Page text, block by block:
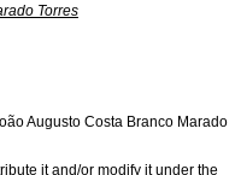
Torres
Augusto Costa Branco Marado
it and/or modify it under the